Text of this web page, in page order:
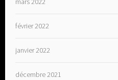
février 2022
janvier 2022
décembre 2021